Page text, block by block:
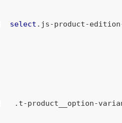
select .js-product-
.t-product__option-